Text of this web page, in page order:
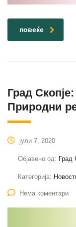
повеќе
Град
Природни
јули 7, 2020
Објавено од: Град
Категорија:
Нема коментари